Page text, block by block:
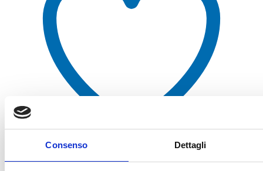
Consenso Dettagli